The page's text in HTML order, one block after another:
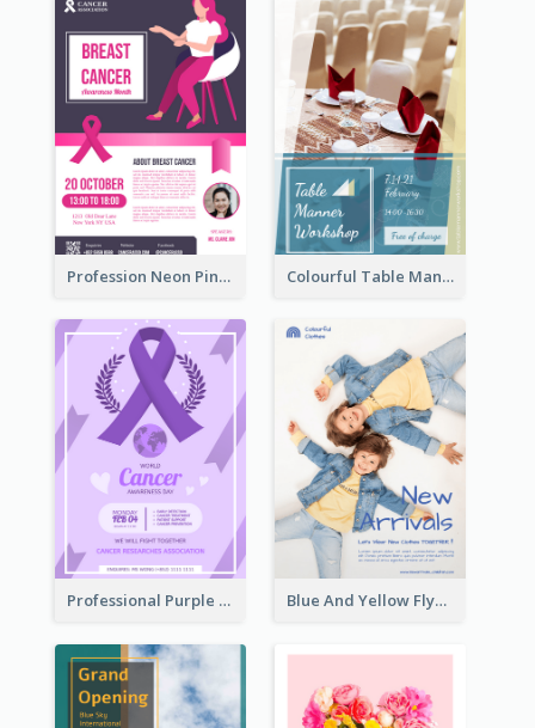
Profession Neon Pink Flyer Ribbon Design Template Colourful Table Manner Course Flyer With Details
Professional Purple Ribbon And Globe Flyer Design Idea Blue And Yellow Flyer For Children Clothes